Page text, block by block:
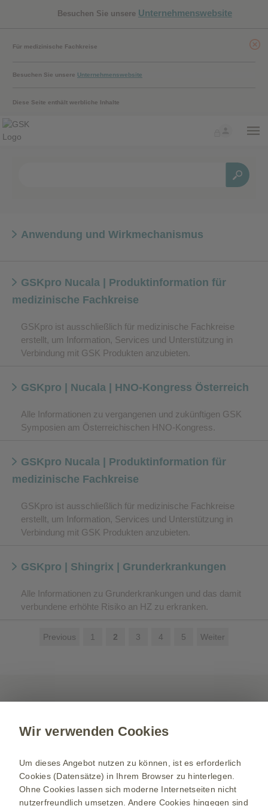
Besuchen Sie unsere Unternehmenswebsite
Für medizinische Fachkreise
Besuchen Sie unsere Unternehmenswebsite
Diese Seite enthält werbliche Inhalte
Anwendung und Wirkmechanismus
GSKpro Nucala | Produktinformation für
medizinische Fachkreise
GSKpro ist ausschließlich für medizinische Fachkreise
erstellt, um Information, Services und Unterstützung in
Verbindung mit GSK Produkten anzubieten.
GSKpro | Nucala | HNO-Kongress Österreich
Alle Informationen zu vergangenen und zukünftigen GSK
Symposien am Österreichischen HNO-Kongress.
GSKpro Nucala | Produktinformation für
medizinische Fachkreise
GSKpro ist ausschließlich für medizinische Fachkreise
erstellt, um Information, Services und Unterstützung in
Verbindung mit GSK Produkten anzubieten.
GSKpro | Shingrix | Grunderkrankungen
Alle Informationen zu Grunderkrankungen und das damit
verbundene erhöhte Risiko an HZ zu erkranken.
Previous 1 2 3 4 5 Weiter
Kontakt aufnehmen
mit uns in Verbindung.
Kontakt
Wir verwenden Cookies
Um dieses Angebot nutzen zu können, ist es erforderlich
Cookies (Datensätze) in Ihrem Browser zu hinterlegen.
Ohne Cookies lassen sich moderne Internetseiten nicht
nutzerfreundlich umsetzen. Andere Cookies hingegen sind